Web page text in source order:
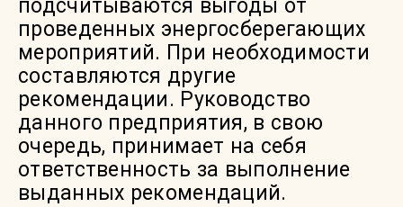
подсчитываются выгоды от
проведенных энергосберегающих
мероприятий. При необходимости
составляются другие
рекомендации. Руководство
данного предприятия, в свою
очередь, принимает на себя
ответственность за выполнение
выданных рекомендаций.